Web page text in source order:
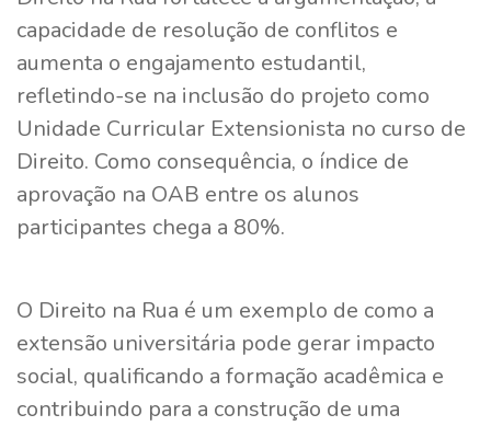
capacidade de resolução de conflitos e
aumenta o engajamento estudantil,
refletindo-se na inclusão do projeto como
Unidade Curricular Extensionista no curso de
Direito. Como consequência, o índice de
aprovação na OAB entre os alunos
participantes chega a 80%.
O Direito na Rua é um exemplo de como a
extensão universitária pode gerar impacto
social, qualificando a formação acadêmica e
contribuindo para a construção de uma